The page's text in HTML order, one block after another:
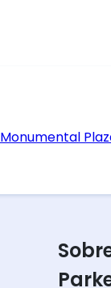
Monumental